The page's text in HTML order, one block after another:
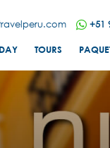
+51
TOURS